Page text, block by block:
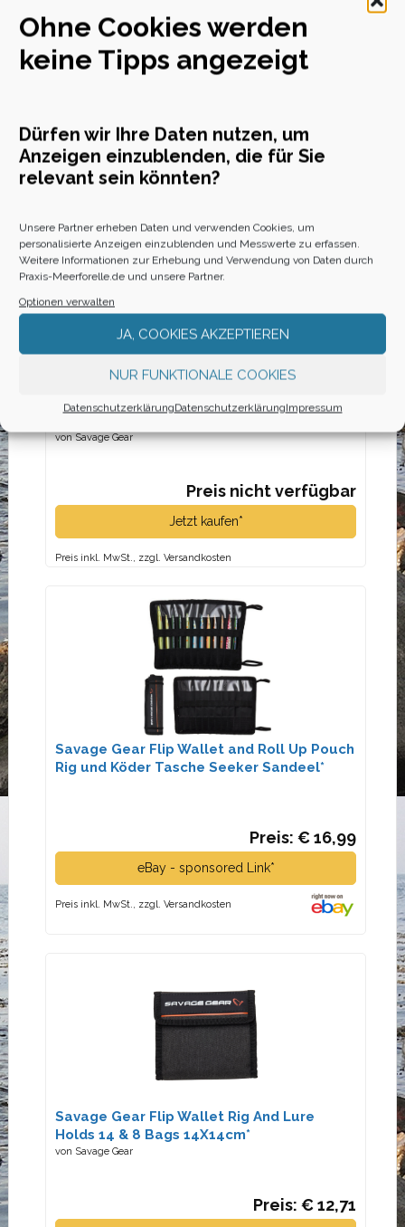
Ohne Cookies werden
keine Tipps angezeigt
Dürfen wir Ihre Daten nutzen, um
Anzeigen einzublenden, die für Sie
relevant sein könnten?
Unsere Partner erheben Daten und verwenden Cookies, um
personalisierte Anzeigen einzublenden und Messwerte zu erfassen.
Weitere Informationen zur Erhebung und Verwendung von Daten durch
Praxis-Meerforelle.de und unsere Partner.
Optionen verwalten
JA, COOKIES AKZEPTIEREN
NUR FUNKTIONALE COOKIES
DatenschutzerklärungDatenschutzerklärungImpressum
Lure Holds
Die Ködertasche für Durchlaufblinker von
Savage Gear ist genau die richtige Lösung für
zuhause vorbinden aber auch einige
Durchlaufköder lose mit zum Strand nehmen. Die
Ködertasche besteht nämlich aus zwei
Savage Gear Flip Wallet Rig and Lure
von Savage Gear
Preis nicht verfügbar
Jetzt kaufen*
Preis inkl. MwSt., zzgl. Versandkosten
Savage Gear Flip Wallet and Roll Up Pouch
Rig und Köder Tasche Seeker Sandeel*
Preis: € 16,99
eBay - sponsored Link*
Preis inkl. MwSt., zzgl. Versandkosten
Savage Gear Flip Wallet Rig And Lure
Holds 14 & 8 Bags 14X14cm*
von Savage Gear
Preis: € 12,71